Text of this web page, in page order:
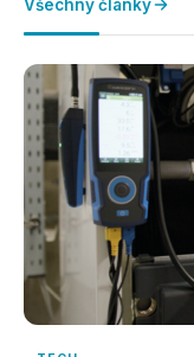
Všechny články